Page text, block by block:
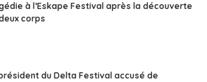
à l’Eskape Festival après la découverte
corps
du Delta Festival accusé de